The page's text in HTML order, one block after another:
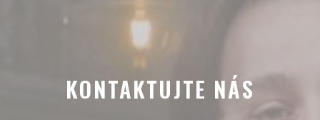
KONTAKTUJTE NÁS